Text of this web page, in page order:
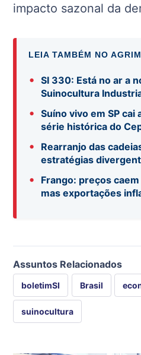
impacto sazonal da
LEIA TAMBÉM NO
•
SI 330: Está no ar a
Suinocultura
•
Suíno vivo em SP cai
série histórica do
•
Rearranjo das
estratégias
•
Frango: preços
mas exportações
Assuntos Relacionados
boletimSI Brasil
suinocultura